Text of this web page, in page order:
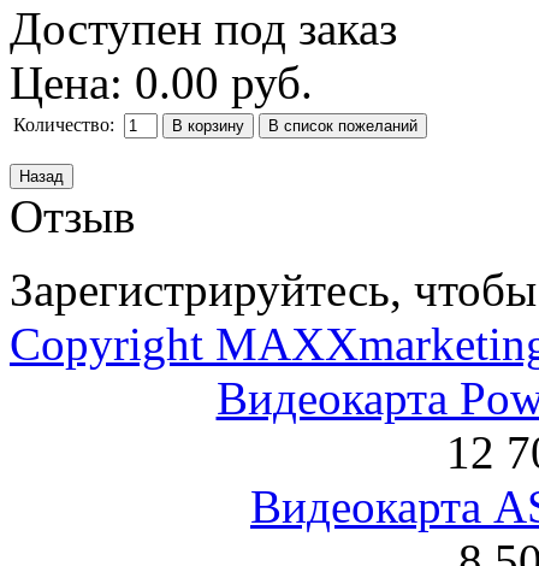
Доступен под заказ
Цена: 0.00 руб.
Количество:
Отзыв
Зарегистрируйтесь,
Copyright
Видеокарта
12
Видеокарта